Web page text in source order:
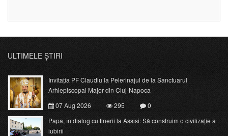
ULTIMELE ȘTIRI
Invitația PF Claudiu la Pelerinajul de la Sanctuarul
Arhiepiscopal Major din Cluj-Napoca
07 Aug 2026
295
0
Papa, în dialog cu tinerii la Assisi: Să construim o civilizație a
iubirii